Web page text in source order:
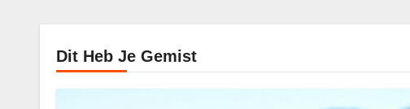
Dit Heb Je Gemist